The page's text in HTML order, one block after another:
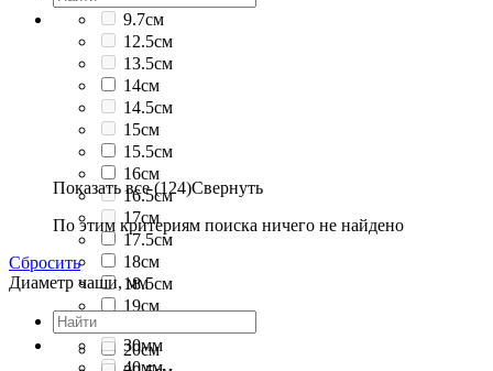
9.7см
12.5см
13.5см
14см
14.5см
15см
15.5см
16см
16.5см
17см
17.5см
18см
18.5см
19см
20см
Показать все (124)Свернуть
По этим критериям поиска ничего не найдено
Сбросить
Диаметр чаши, мм
30мм
40мм